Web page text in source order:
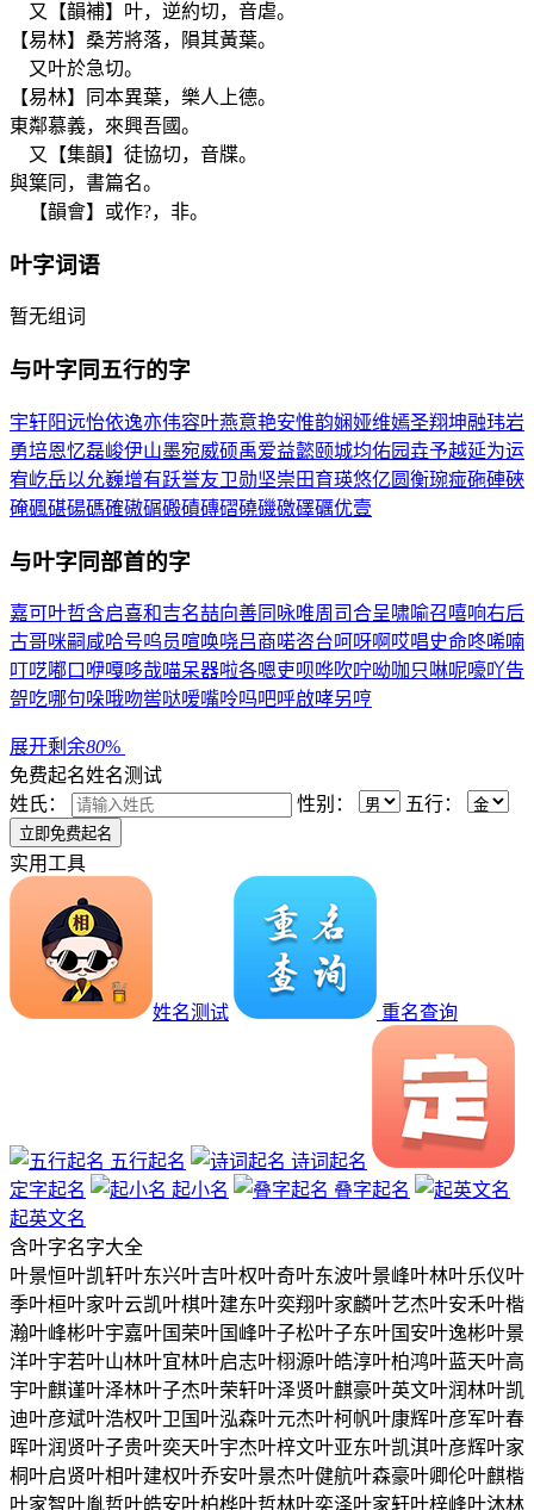
又【韻補】叶，逆約切，音虐。
【易林】桑芳將落，隕其黃葉。
又叶於急切。
【易林】同本異葉，樂人上德。
東鄰慕義，來興吾國。
又【集韻】徒協切，音牒。
與䈎同，書篇名。
【韻會】或作?，非。
叶字词语
暂无组词
与叶字同五行的字
宇轩阳远怡依逸亦伟容叶燕意艳安惟韵娴娅维嫣圣翔坤融玮岩
勇培恩忆磊峻伊山墨宛威硕禹爱益懿 颐城均佑园 垚予越延为运
宥屹岳以允巍增有跃誉友卫勋坚崇田育瑛悠亿 圆衡琬痖砤硨硤
硽碸碪碭碼確磝碿磤磧磚磖磽磯礉礋礪优壹
与叶字同部首的字
嘉可叶哲含启喜和吉名喆向善同 咏唯周 司合呈啸喻召嘻响右后
古哥咪嗣 咸哈号呜员喧唤哓吕商喏咨台呵呀啊 哎唱史命咚唏喃
叮呓嘟 口 咿嘎哆哉喵呆器啦各嗯吏呗哗吹咛呦咖 只 啉呢嚎吖告
哿吃哪句哚哦吻喾哒嗳嘴呤吗吧呼啟哮另哼
展开剩余80%
免费起名姓名测试
姓氏：
性别： 五行：
实用工具
姓名测试 重名查询
五行起名
诗词起名
定字起名
起小名
叠字起名
起英文名
含叶字名字大全
叶景恒叶凯轩叶东兴叶吉叶权叶奇叶东波叶景峰叶林叶乐仪叶
季叶桓叶家叶云凯叶棋叶建东叶奕翔叶家麟叶艺杰叶安禾叶楷
瀚叶峰彬叶宇嘉叶国荣叶国峰叶子松叶子东叶国安叶逸彬叶景
洋叶宇若叶山林叶宜林叶启志叶栩源叶皓淳叶柏鸿叶蓝天叶高
宇叶麒谨叶泽林叶子杰叶荣轩叶泽贤叶麒豪叶英文叶润林叶凯
迪叶彦斌叶浩权叶卫国 叶泓森叶元杰叶柯帆叶康辉叶彦军叶春
晖叶润贤叶子贵叶奕天叶宇杰叶梓文叶亚东叶凯淇叶彦辉叶家
桐 叶启贤叶相叶建权叶乔安叶景杰叶健航叶森豪叶卿伦叶麒楷
叶家智叶胤哲叶皓安叶柏桦叶哲林叶奕泽叶家轩叶梓峰叶沐林